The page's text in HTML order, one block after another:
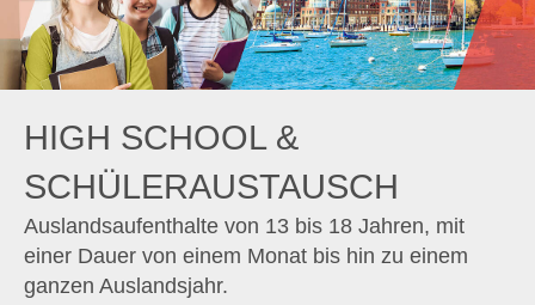
HIGH SCHOOL &
SCHÜLERAUSTAUSCH
Auslandsaufenthalte von 13 bis 18 Jahren, mit
einer Dauer von einem Monat bis hin zu einem
ganzen Auslandsjahr.